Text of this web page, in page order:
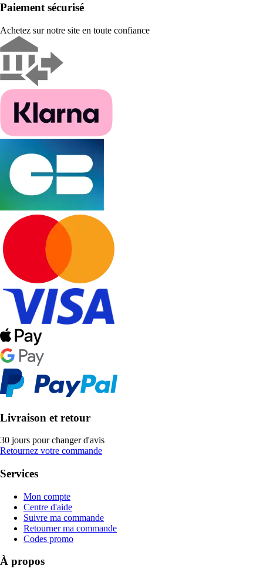
Paiement sécurisé
Achetez sur notre site en toute confiance
Livraison et retour
30 jours pour changer d'avis
Retournez votre commande
Services
Mon compte
Centre d'aide
Suivre ma commande
Retourner ma commande
Codes promo
À propos